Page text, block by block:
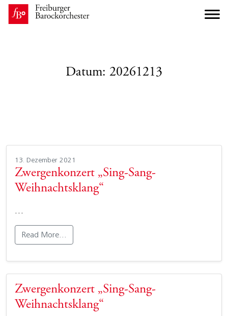
Datum: 20261213
13. Dezember 2021
Zwergenkonzert „Sing-Sang-
Weihnachtsklang“
…
Read More…
Zwergenkonzert „Sing-Sang-
Weihnachtsklang“